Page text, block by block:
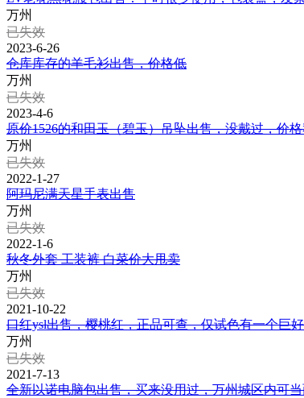
万州
已失效
2023-6-26
仓库库存的羊毛衫出售，价格低
万州
已失效
2023-4-6
原价1526的和田玉（碧玉）吊坠出售，没戴过，价
万州
已失效
2022-1-27
阿玛尼满天星手表出售
万州
已失效
2022-1-6
秋冬外套 工装裤 白菜价大甩卖
万州
已失效
2021-10-22
口红ysl出售，樱桃红，正品可查，仅试色有一个巨
万州
已失效
2021-7-13
全新以诺电脑包出售，买来没用过，万州城区内可